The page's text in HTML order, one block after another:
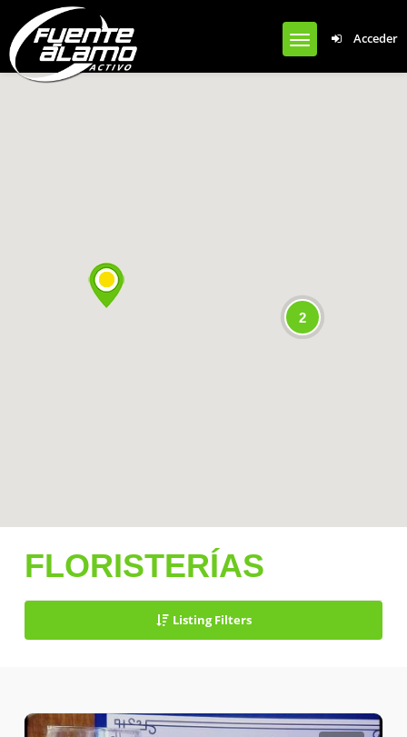
Acceder
2
FLORISTERÍAS
Listing Filters
Notice: Undefined offset: 0 in
/var/www/clients/client1/web50/web/wp-content/plugins/cardoza-
facebook-like-box/cardoza_facebook_like_box.php